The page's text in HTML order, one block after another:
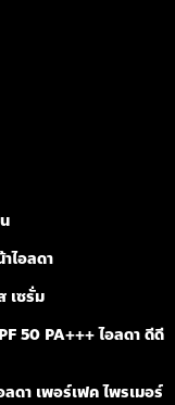
ไอลดา
เซรั่ม
50 PA+++ ไอลดา ดีดี
า เพอร์เฟค ไพรเมอร์